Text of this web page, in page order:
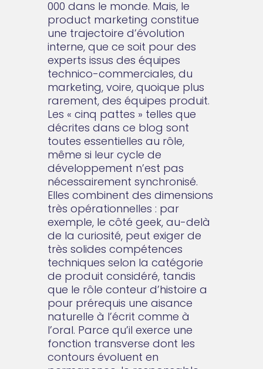
000 dans le monde. Mais, le
product marketing constitue
une trajectoire d’évolution
interne, que ce soit pour des
experts issus des équipes
technico-commerciales, du
marketing, voire, quoique plus
rarement, des équipes produit.
Les « cinq pattes » telles que
décrites dans ce blog sont
toutes essentielles au rôle,
même si leur cycle de
développement n’est pas
nécessairement synchronisé.
Elles combinent des dimensions
très opérationnelles : par
exemple, le côté geek, au-delà
de la curiosité, peut exiger de
très solides compétences
techniques selon la catégorie
de produit considéré, tandis
que le rôle conteur d’histoire a
pour prérequis une aisance
naturelle à l’écrit comme à
l’oral. Parce qu’il exerce une
fonction transverse dont les
contours évoluent en